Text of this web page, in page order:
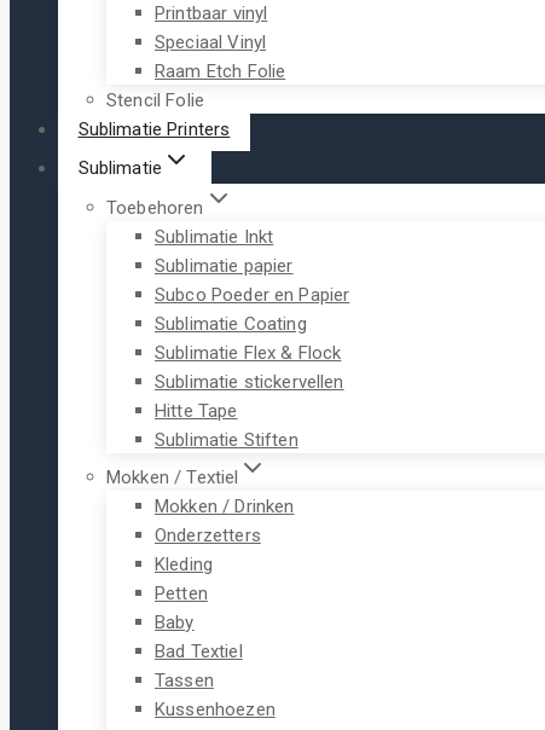
Printbaar vinyl
Speciaal Vinyl
Raam Etch Folie
Stencil Folie
Sublimatie Printers
Sublimatie
Toebehoren
Sublimatie Inkt
Sublimatie papier
Subco Poeder en Papier
Sublimatie Coating
Sublimatie Flex & Flock
Sublimatie stickervellen
Hitte Tape
Sublimatie Stiften
Mokken / Textiel
Mokken / Drinken
Onderzetters
Kleding
Petten
Baby
Bad Textiel
Tassen
Kussenhoezen